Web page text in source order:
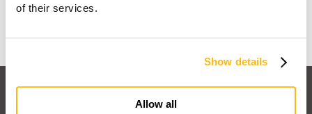
of their services.
Show details
Allow all